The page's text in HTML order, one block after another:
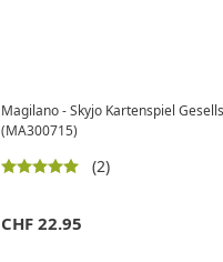
Magilano - Skyjo Kartenspiel
(MA300715)
(2)
CHF 22.95